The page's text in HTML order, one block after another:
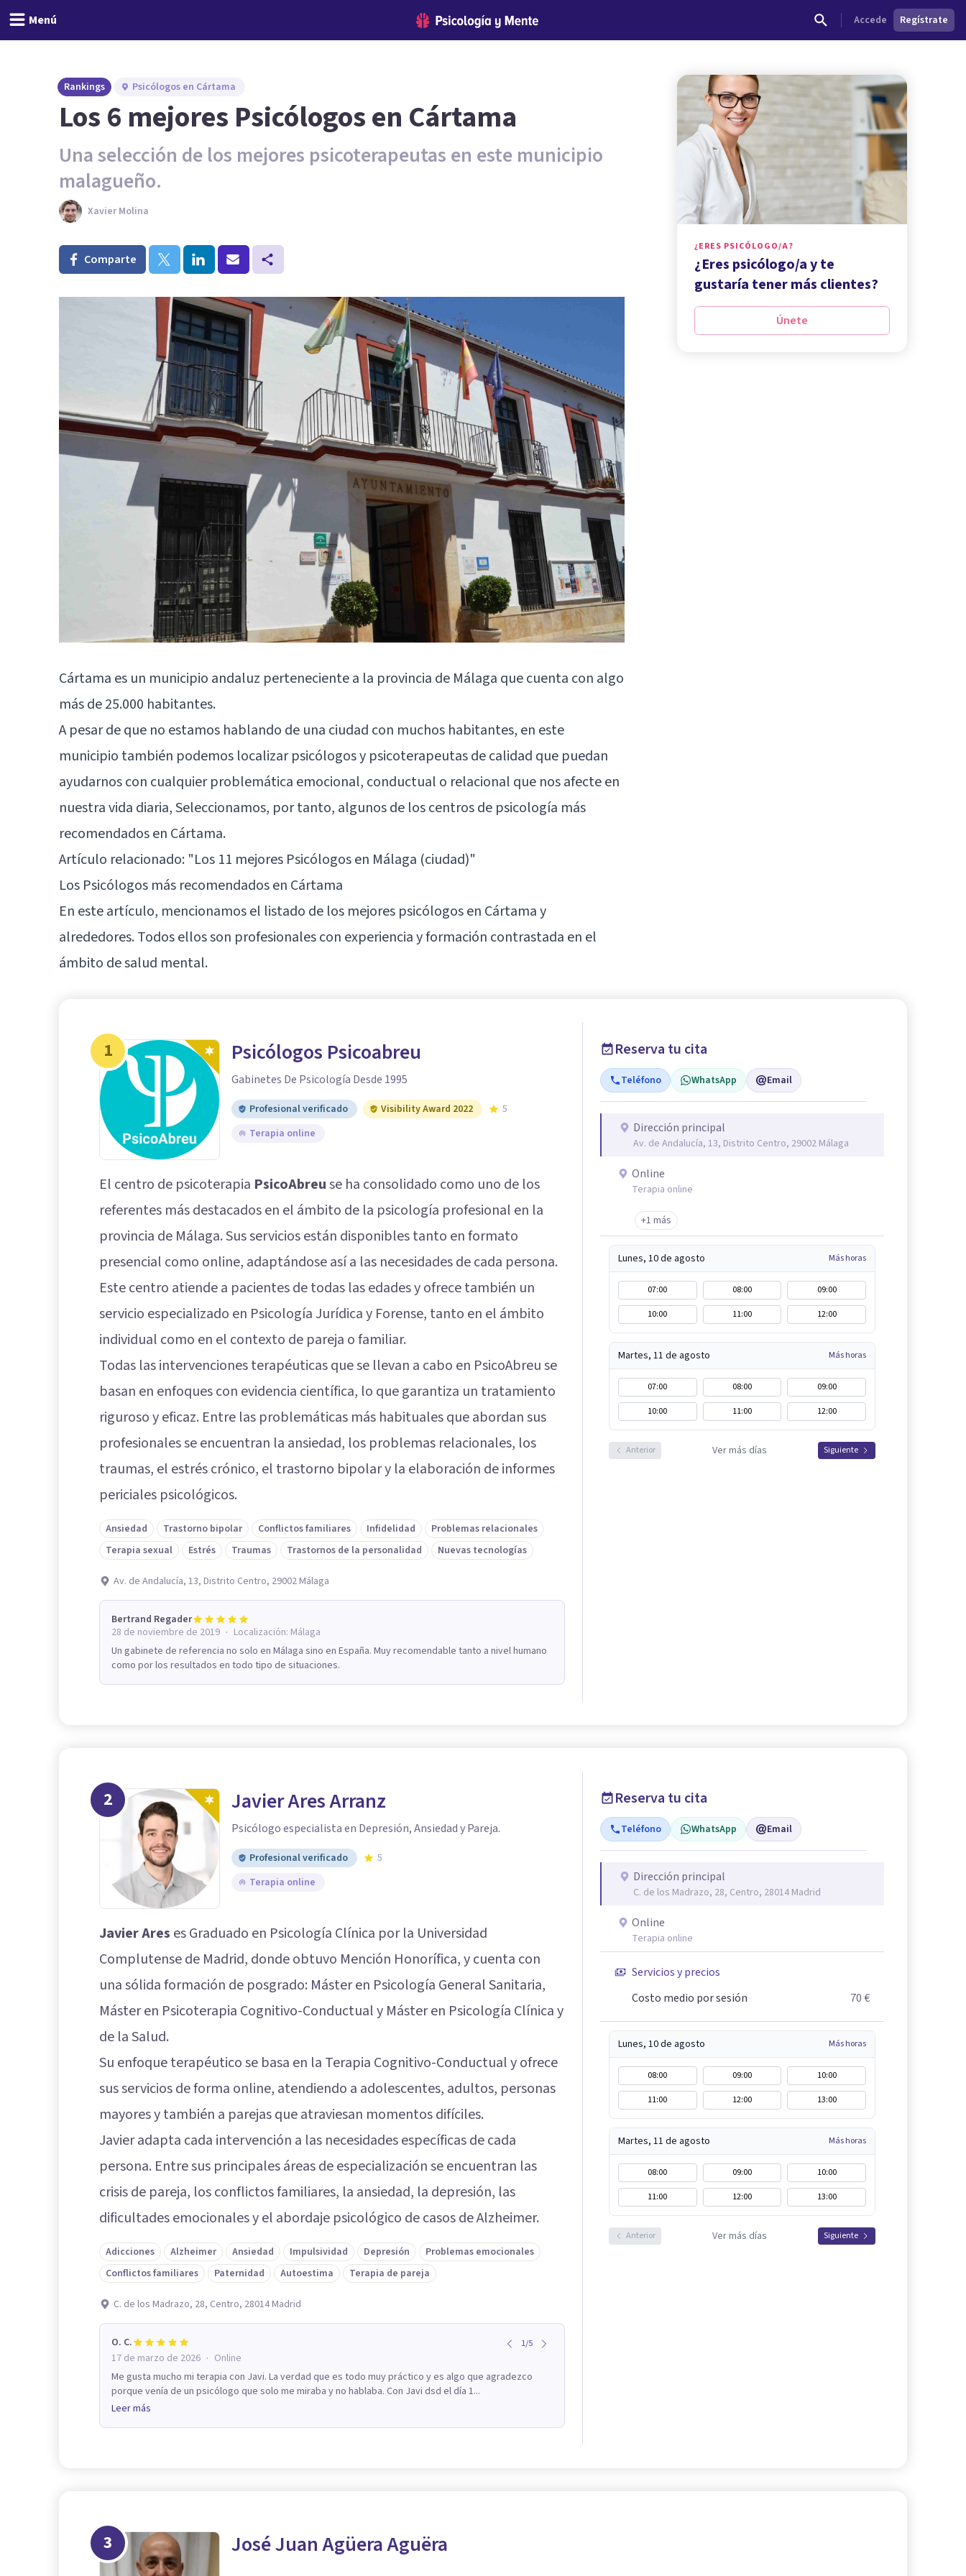
Menú Accede Regístrate
Rankings Psicólogos en Cártama
Los 6 mejores Psicólogos en Cártama
Una selección de los mejores psicoterapeutas en este municipio
malagueño.
Xavier Molina
Comparte
Cártama es un municipio andaluz perteneciente a la provincia de Málaga que cuenta con algo
más de 25.000 habitantes.
A pesar de que no estamos hablando de una ciudad con muchos habitantes, en este
municipio también podemos localizar psicólogos y psicoterapeutas de calidad que puedan
ayudarnos con cualquier problemática emocional, conductual o relacional que nos afecte en
nuestra vida diaria, Seleccionamos, por tanto, algunos de los centros de psicología más
recomendados en Cártama.
Artículo relacionado: "Los 11 mejores Psicólogos en Málaga (ciudad)"
Los Psicólogos más recomendados en Cártama
En este artículo, mencionamos el listado de los mejores psicólogos en Cártama y
alrededores. Todos ellos son profesionales con experiencia y formación contrastada en el
ámbito de salud mental.
¿ERES PSICÓLOGO/A?
¿Eres psicólogo/a y te
gustaría tener más clientes?
Únete
1 Psicólogos Psicoabreu
Gabinetes De Psicología Desde 1995
Profesional verificado Visibility Award 2022
5
Terapia online
El centro de psicoterapia PsicoAbreuse ha consolidado como uno de los
referentes más destacados en el ámbito de la psicología profesional en la
provincia de Málaga. Sus servicios están disponibles tanto en formato
presencial como online, adaptándose así a las necesidades de cada persona.
Este centro atiende a pacientes de todas las edades y ofrece también un
servicio especializado en Psicología Jurídica y Forense, tanto en el ámbito
individual como en el contexto de pareja o familiar.
Todas las intervenciones terapéuticas que se llevan a cabo en PsicoAbreu se
basan en enfoques con evidencia científica, lo que garantiza un tratamiento
riguroso y eficaz. Entre las problemáticas más habituales que abordan sus
profesionales se encuentran la ansiedad, los problemas relacionales, los
traumas, el estrés crónico, el trastorno bipolar y la elaboración de informes
periciales psicológicos.
Ansiedad Trastorno bipolar Conflictos familiares Infidelidad
Problemas relacionales
Terapia sexual
Estrés Traumas Trastornos de la personalidad Nuevas tecnologías
Av. de Andalucía, 13, Distrito Centro, 29002 Málaga
Bertrand Regader
28 de noviembre de 2019 · Localización: Málaga
Un gabinete de referencia no solo en Málaga sino en España. Muy recomendable tanto a nivel humano
como por los resultados en todo tipo de situaciones.
Reserva tu cita
Teléfono WhatsApp Email
Dirección principal
Av. de Andalucía, 13, Distrito Centro, 29002 Málaga
Online
Terapia online
+1 más
Lunes, 10 de agosto Más horas
07:00 08:00
09:00
10:00
11:00 12:00
Martes, 11 de agosto Más horas
07:00 08:00
09:00
10:00
11:00 12:00
Anterior Ver más días Siguiente
2 Javier Ares Arranz
Psicólogo especialista en Depresión, Ansiedad y Pareja.
Profesional verificado
5
Terapia online
Javier Ares es Graduado en Psicología Clínica por la Universidad
Complutense de Madrid, donde obtuvo Mención Honorífica, y cuenta con
una sólida formación de posgrado: Máster en Psicología General Sanitaria,
Máster en Psicoterapia Cognitivo-Conductual y Máster en Psicología Clínica y
de la Salud.
Su enfoque terapéutico se basa en la Terapia Cognitivo-Conductual y ofrece
sus servicios de forma online, atendiendo a adolescentes, adultos, personas
mayores y también a parejas que atraviesan momentos difíciles.
Javier adapta cada intervención a las necesidades específicas de cada
persona. Entre sus principales áreas de especialización se encuentran las
crisis de pareja, los conflictos familiares, la ansiedad, la depresión, las
dificultades emocionales y el abordaje psicológico de casos de Alzheimer.
Adicciones Alzheimer Ansiedad Impulsividad Depresión
Problemas emocionales
Conflictos familiares
Paternidad Autoestima Terapia de pareja
C. de los Madrazo, 28, Centro, 28014 Madrid
O. C. 1/5
17 de marzo de 2026 · Online
Me gusta mucho mi terapia con Javi. La verdad que es todo muy práctico y es algo que agradezco
porque venía de un psicólogo que solo me miraba y no hablaba. Con Javi dsd el día 1...
Leer más
Reserva tu cita
Teléfono WhatsApp Email
Dirección principal
C. de los Madrazo, 28, Centro, 28014 Madrid
Online
Terapia online
Servicios y precios
Costo medio por sesión
70 €
Lunes, 10 de agosto Más horas
08:00 09:00
10:00
11:00
12:00 13:00
Martes, 11 de agosto Más horas
08:00 09:00
10:00
11:00
12:00 13:00
Anterior Ver más días Siguiente
3 José Juan Agüera Aguëra